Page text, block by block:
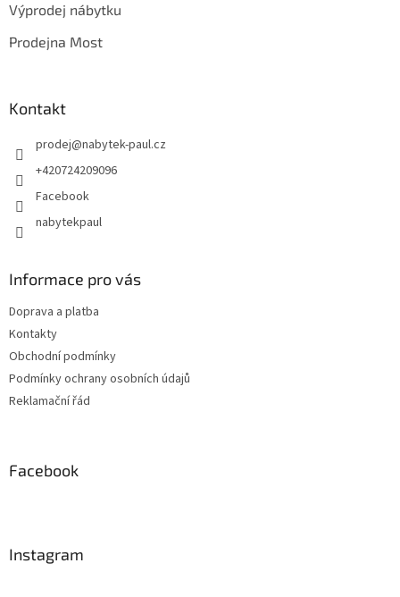
Výprodej nábytku
Prodejna Most
Kontakt
prodej@nabytek-paul.cz
+420724209096
Facebook
nabytekpaul
Informace pro vás
Doprava a platba
Kontakty
Obchodní podmínky
Podmínky ochrany osobních údajů
Reklamační řád
Facebook
Instagram